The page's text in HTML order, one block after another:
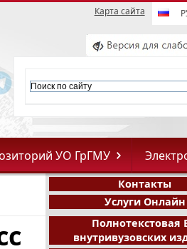
Карта сайта
УО ГрГМУ
Контакты
Услуги Онлайн
Полнотекстовая
внутривузовских